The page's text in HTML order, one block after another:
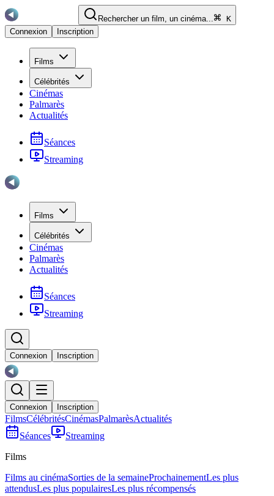
Rechercher un film, un cinéma...
K
Connexion
Inscription
Films
Célébrités
Cinémas
Palmarès
Actualités
Séances
Streaming
Films
Célébrités
Cinémas
Palmarès
Actualités
Séances
Streaming
Connexion Inscription
Connexion Inscription
FilmsCélébritésCinémasPalmarèsActualités
Séances
Streaming
Films
Films au cinémaSorties de la semaineProchainementLes plus
attendusLes plus populairesLes plus récompensés